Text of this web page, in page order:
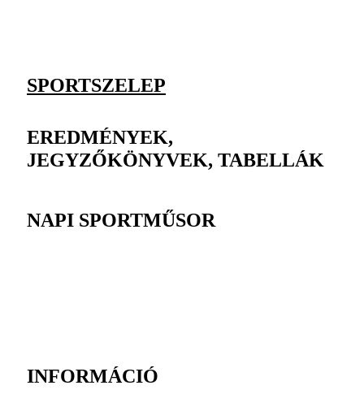
SPORTSZELEP
EREDMÉNYEK,
JEGYZŐKÖNYVEK, TABELLÁK
NAPI SPORTMŰSOR
INFORMÁCIÓ